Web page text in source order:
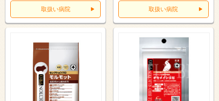
取扱い病院 取扱い病院